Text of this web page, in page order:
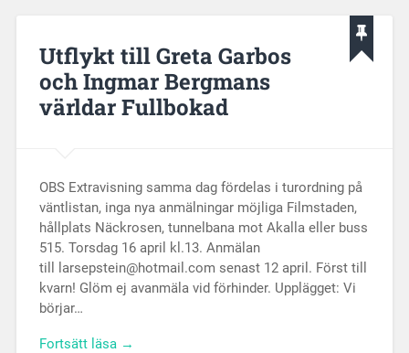
Utflykt till Greta Garbos
och Ingmar Bergmans
världar Fullbokad
OBS Extravisning samma dag fördelas i turordning på
väntlistan, inga nya anmälningar möjliga Filmstaden,
hållplats Näckrosen, tunnelbana mot Akalla eller buss
515. Torsdag 16 april kl.13. Anmälan
till larsepstein@hotmail.com senast 12 april. Först till
kvarn! Glöm ej avanmäla vid förhinder. Upplägget: Vi
börjar…
Fortsätt läsa →